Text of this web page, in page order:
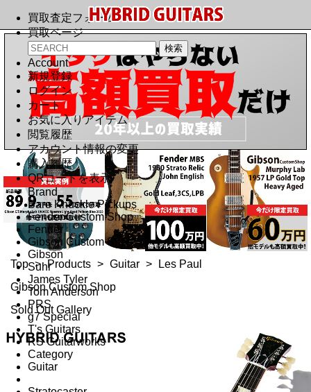
買取査定フォーム
買取ページ
Account
新規登録
ログイン
カート
お気に入りアイテム
閲覧履歴
アカウント情報の変更
購入履歴
QRコードを表示
Brand
Bare Knuckle Pickups
Fender Custom Shop
Fender
Gibson Custom Shop
Gibson
Suhr
James Tyler
Tom Anderson
PRS
g7 Special
T's Guitars
RS Guitarworks
Category
Guitar
Top > Products > Guitar >
Les Paul
Gibson Custom Shop
Sold Out Gallery